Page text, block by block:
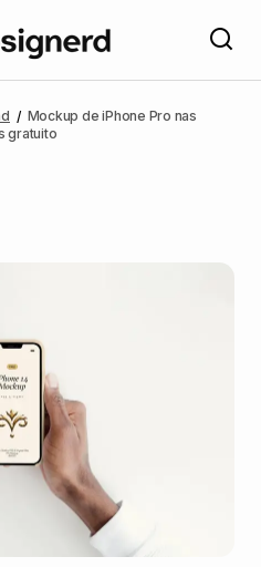
Mockup de iPhone Pro nas
gratuito